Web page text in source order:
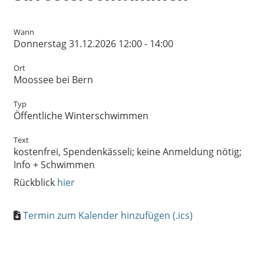
Wann
Donnerstag 31.12.2026 12:00 - 14:00
Ort
Moossee bei Bern
Typ
Öffentliche Winterschwimmen
Text
kostenfrei, Spendenkässeli; keine Anmeldung nötig;
Info + Schwimmen
Rückblick hier
Termin zum Kalender hinzufügen (.ics)